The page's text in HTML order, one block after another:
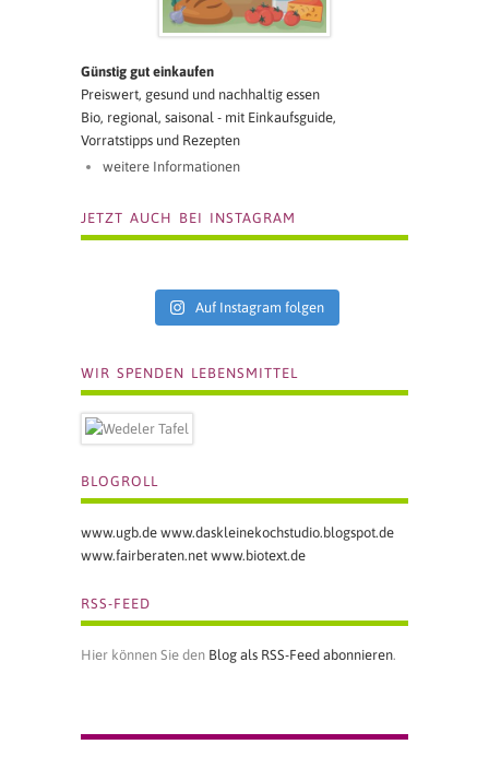
Günstig gut einkaufen
Preiswert, gesund und nachhaltig essen
Bio, regional, saisonal - mit Einkaufsguide,
Vorratstipps und Rezepten
weitere Informationen
JETZT AUCH BEI INSTAGRAM
Auf Instagram folgen
WIR SPENDEN LEBENSMITTEL
BLOGROLL
www.ugb.de www.daskleinekochstudio.blogspot.de
www.fairberaten.net www.biotext.de
RSS-FEED
Hier können Sie den Blog als RSS-Feed abonnieren.